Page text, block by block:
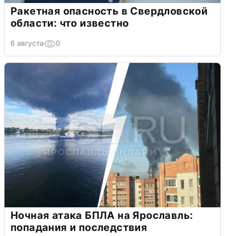
Ракетная опасность в Свердловской
области: что известно
6 августа 0
Ночная атака БПЛА на Ярославль:
попадания и последствия